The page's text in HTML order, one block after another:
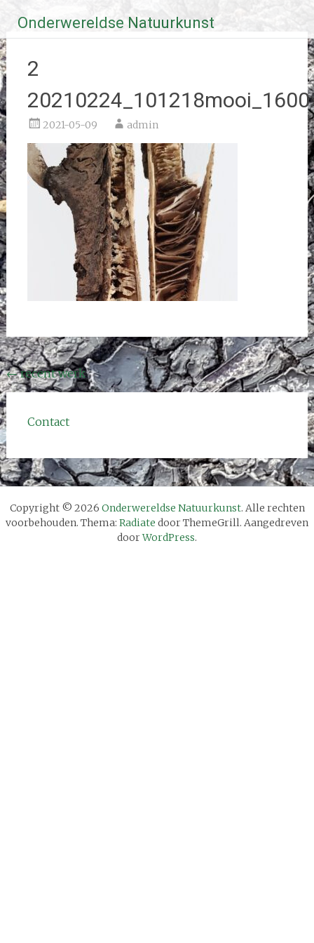
naar
de
inhoud
Onderwereldse Natuurkunst
2
2021-05-09 admin
Bericht
navigatie
←recent werk
Contact
Copyright © 2026 Onderwereldse Natuurkunst. Alle rechten
voorbehouden. Thema: Radiate door ThemeGrill. Aangedreven
doorWordPress.